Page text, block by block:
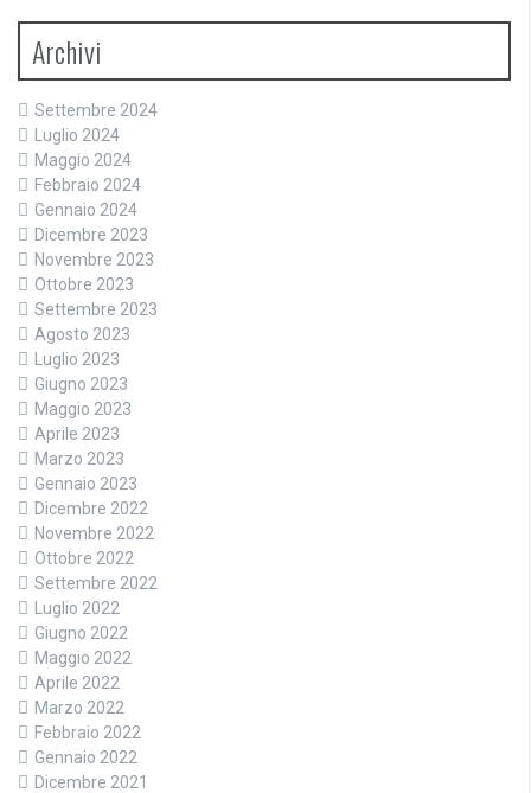
Archivi
Settembre 2024
Luglio 2024
Maggio 2024
Febbraio 2024
Gennaio 2024
Dicembre 2023
Novembre 2023
Ottobre 2023
Settembre 2023
Agosto 2023
Luglio 2023
Giugno 2023
Maggio 2023
Aprile 2023
Marzo 2023
Gennaio 2023
Dicembre 2022
Novembre 2022
Ottobre 2022
Settembre 2022
Luglio 2022
Giugno 2022
Maggio 2022
Aprile 2022
Marzo 2022
Febbraio 2022
Gennaio 2022
Dicembre 2021